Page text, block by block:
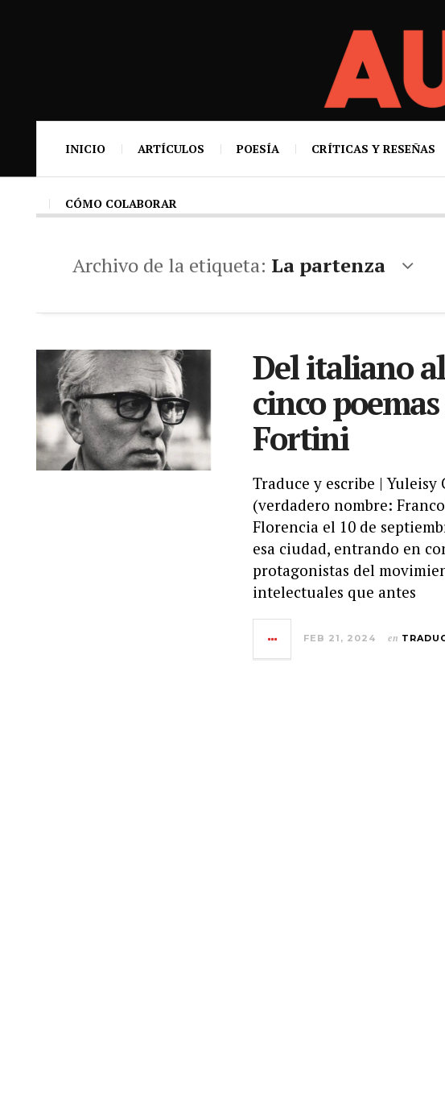
INICIO ARTÍCULOS POESÍA CRÍTICAS Y RESEÑAS
CÓMO COLABORAR
Archivo de la etiqueta: La partenza
Del italiano
cinco
Fortini
Traduce y escribe |
(verdadero nombre:
Florencia el 10 de
esa ciudad, entrando en
protagonistas del
intelectuales que antes
FEB 21, 2024 en